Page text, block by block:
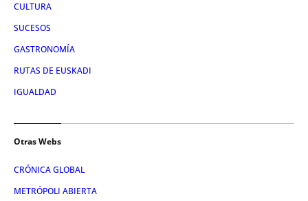
CULTURA
SUCESOS
GASTRONOMÍA
RUTAS DE EUSKADI
IGUALDAD
Otras Webs
CRÓNICA GLOBAL
METRÓPOLI ABIERTA